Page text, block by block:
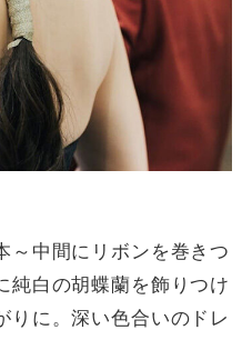
～中間にリボンを巻きつ
純白の胡蝶蘭を飾りつけ
りに。深い色合いのドレ